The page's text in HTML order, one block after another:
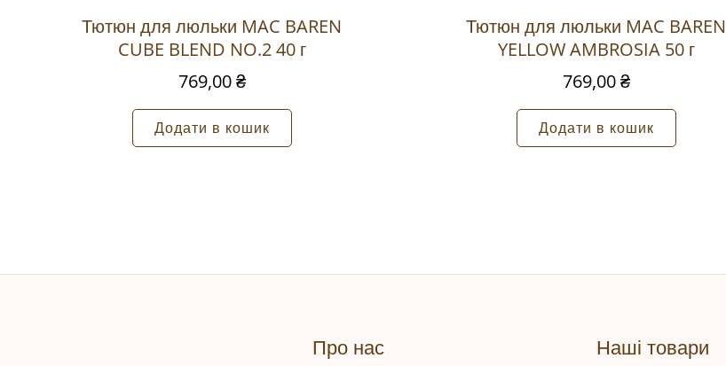
Ваш відгук*
Тютюн для люльки MAC BAREN
CUBE BLEND NO.2 40 г
769,00₴
Додати в кошик
Тютюн для люльки MAC BAREN
YELLOW AMBROSIA 50 г
769,00₴
Додати в кошик
Про нас Наші товари